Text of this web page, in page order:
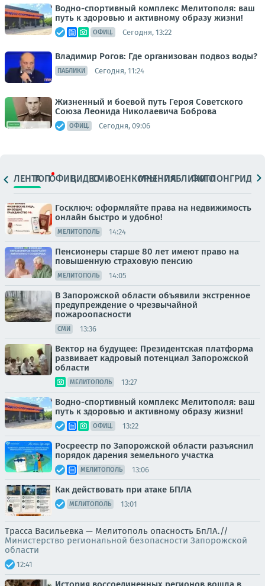
Водно-спортивный комплекс Мелитополя: ваш
путь к здоровью и активному образу жизни!
ОФИЦ. Сегодня, 13:22
Владимир Рогов: Где организован подвоз воды?
ПАБЛИКИ Сегодня, 11:24
Жизненный и боевой путь Героя Советского
Союза Леонида Николаевича Боброва
ОФИЦ. Сегодня, 09:06
ЛЕНТАТОПОФИЦ.ВИДЕОСМИВОЕНКОРЫМНЕНИЯПАБЛИКИ
ФОТОЛОНГРИДЫ
Госключ: оформляйте права на недвижимость
онлайн быстро и удобно!
МЕЛИТОПОЛЬ 14:24
Пенсионеры старше 80 лет имеют право на
повышенную страховую пенсию
МЕЛИТОПОЛЬ 14:05
В Запорожской области объявили экстренное
предупреждение о чрезвычайной
пожароопасности
СМИ 13:36
Вектор на будущее: Президентская платформа
развивает кадровый потенциал Запорожской
области
МЕЛИТОПОЛЬ 13:27
Водно-спортивный комплекс Мелитополя: ваш
путь к здоровью и активному образу жизни!
ОФИЦ. 13:22
Росреестр по Запорожской области разъяснил
порядок дарения земельного участка
МЕЛИТОПОЛЬ 13:06
Как действовать при атаке БПЛА
МЕЛИТОПОЛЬ 13:01
Трасса Васильевка — Мелитополь опасность БпЛА.//
Министерство региональной безопасности Запорожской
области
12:41